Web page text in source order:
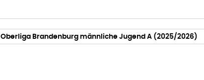
Oberliga Brandenburg männliche Jugend A (2025/2026)